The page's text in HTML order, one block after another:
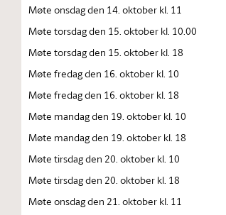
Møte onsdag den 14. oktober kl. 11
Møte torsdag den 15. oktober kl. 10.00
Møte torsdag den 15. oktober kl. 18
Møte fredag den 16. oktober kl. 10
Møte fredag den 16. oktober kl. 18
Møte mandag den 19. oktober kl. 10
Møte mandag den 19. oktober kl. 18
Møte tirsdag den 20. oktober kl. 10
Møte tirsdag den 20. oktober kl. 18
Møte onsdag den 21. oktober kl. 11